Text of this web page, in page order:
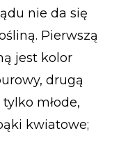
nie da się
Pierwszą
jest kolor
drugą
młode,
kwiatowe;